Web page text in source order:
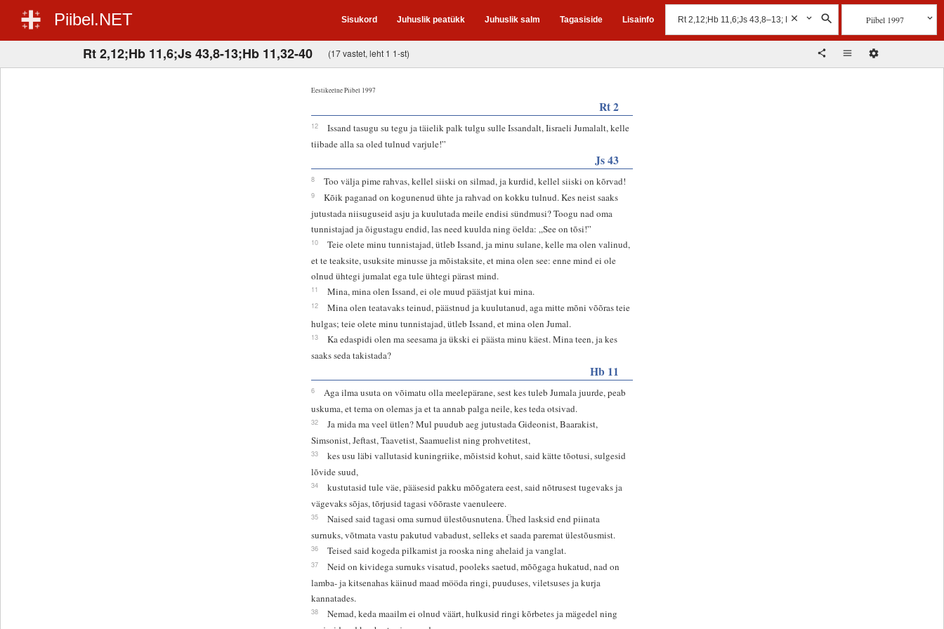
Piibel.NET Sisukord Juhuslik peatükk Juhuslik salm Tagasiside Lisainfo Piibel 1997
Rt 2,12;Hb 11,6;Js 43,8-13;Hb 11,32-40 (17 vastet, leht 1 1-st)
Eestikeelne Piibel 1997
Rt 2
12
Issand tasugu su tegu ja täielik palk tulgu sulle Issandalt, Iisraeli Jumalalt, kelle
tiibade alla sa oled tulnud varjule!”
Js 43
8 Too välja pime rahvas, kellel siiski on silmad, ja kurdid, kellel siiski on kõrvad!
9
Kõik paganad on kogunenud ühte ja rahvad on kokku tulnud. Kes neist saaks
jutustada niisuguseid asju ja kuulutada meile endisi sündmusi? Toogu nad oma
tunnistajad ja õigustagu endid, las need kuulda ning öelda: „See on tõsi!”
10
Teie olete minu tunnistajad, ütleb Issand, ja minu sulane, kelle ma olen valinud,
et te teaksite, usuksite minusse ja mõistaksite, et mina olen see: enne mind ei ole
olnud ühtegi jumalat ega tule ühtegi pärast mind.
11 Mina, mina olen Issand, ei ole muud päästjat kui mina.
12
Mina olen teatavaks teinud, päästnud ja kuulutanud, aga mitte mõni võõras teie
hulgas; teie olete minu tunnistajad, ütleb Issand, et mina olen Jumal.
13
Ka edaspidi olen ma seesama ja ükski ei päästa minu käest. Mina teen, ja kes
saaks seda takistada?
Hb 11
6
Aga ilma usuta on võimatu olla meelepärane, sest kes tuleb Jumala juurde, peab
uskuma, et tema on olemas ja et ta annab palga neile, kes teda otsivad.
32
Ja mida ma veel ütlen? Mul puudub aeg jutustada Gideonist, Baarakist,
Simsonist, Jeftast, Taavetist, Saamuelist ning prohvetitest,
33
kes usu läbi vallutasid kuningriike, mõistsid kohut, said kätte tõotusi, sulgesid
lõvide suud,
34
kustutasid tule väe, pääsesid pakku mõõgatera eest, said nõtrusest tugevaks ja
vägevaks sõjas, tõrjusid tagasi võõraste vaenuleere.
35
Naised said tagasi oma surnud ülestõusnutena. Ühed lasksid end piinata
surnuks, võtmata vastu pakutud vabadust, selleks et saada paremat ülestõusmist.
36 Teised said kogeda pilkamist ja rooska ning ahelaid ja vanglat.
37
Neid on kividega surnuks visatud, pooleks saetud, mõõgaga hukatud, nad on
lamba- ja kitsenahas käinud maad mööda ringi, puuduses, viletsuses ja kurja
kannatades.
38
Nemad, keda maailm ei olnud väärt, hulkusid ringi kõrbetes ja mägedel ning